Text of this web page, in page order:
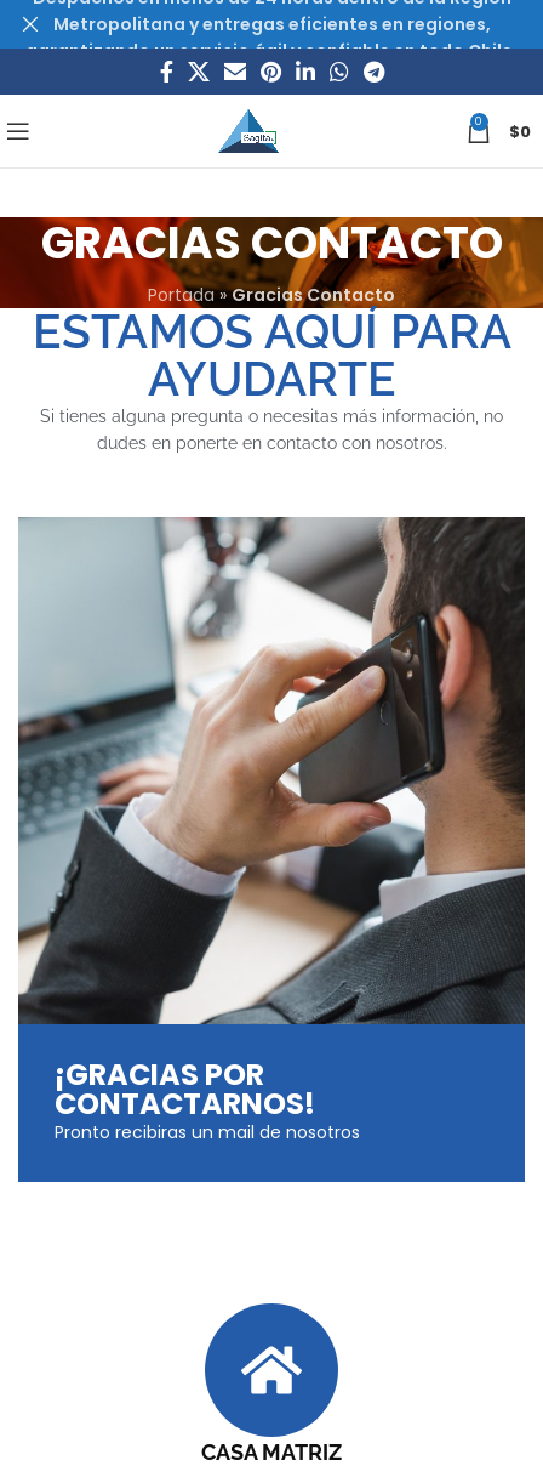
0 $0
GRACIAS CONTACTO
Portada»Gracias Contacto
ESTAMOS AQUÍ PARA
AYUDARTE
Si tienes alguna pregunta o necesitas más información, no
dudes en ponerte en contacto con nosotros.
¡GRACIAS POR
CONTACTARNOS!
Pronto recibiras un mail de nosotros
CASA MATRIZ
Metropolitana y entregas eficientes en regiones,
garantizando un servicio ágil y confiable en todo Chile.